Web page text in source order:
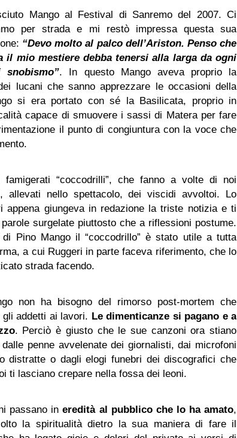
Mango al Festival di Sanremo del 2007. Ci
per strada e mi restò impressa questa sua
“Devo molto al palco dell’Ariston. Penso che
il mio mestiere debba tenersi alla larga da ogni
. In questo Mango aveva proprio la
lucani che sanno apprezzare le occasioni della
si era portato con sé la Basilicata, proprio in
capace di smuovere i sassi di Matera per fare
il punto di congiuntura con la voce che
famigerati “coccodrilli”, che fanno a volte di noi
allevati nello spettacolo, dei viscidi avvoltoi. Lo
appena giungeva in redazione la triste notizia e ti
surgelate piuttosto che a riflessioni postume.
Pino Mango il “coccodrillo” è stato utile a tutta
a cui Ruggeri in parte faceva riferimento, che lo
strada facendo.
non ha bisogno del rimorso post-mortem che
addetti ai lavori. Le dimenticanze si pagano e a
. Perciò è giusto che le sue canzoni ora stiano
penne avvelenate dei giornalisti, dai microfoni
distratte o dagli elogi funebri dei discografici che
ti lasciano crepare nella fossa dei leoni.
passano ineredità al pubblico che lo ha amato,
la spiritualità dietro la sua maniera di fare il